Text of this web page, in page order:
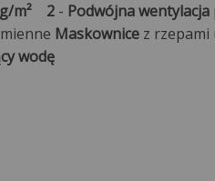
m² 2 - Podwójna wentylacja
Maskownice z
wodę